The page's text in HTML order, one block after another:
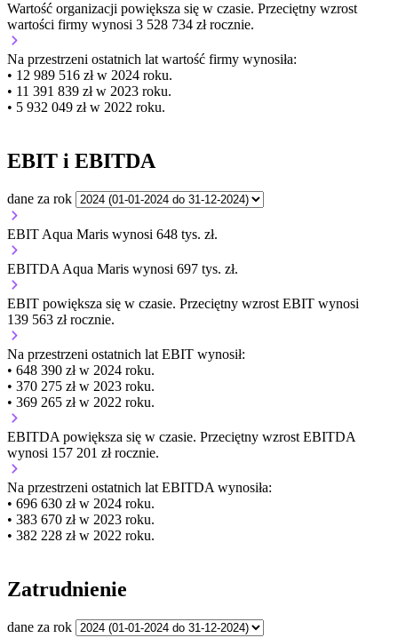
Wartość organizacji powiększa się w czasie. Przeciętny wzrost
wartości firmy wynosi 3 528 734 zł rocznie.
Na przestrzeni ostatnich lat wartość firmy wynosiła:
• 12 989 516 zł w 2024 roku.
• 11 391 839 zł w 2023 roku.
• 5 932 049 zł w 2022 roku.
EBIT i EBITDA
dane za rok
EBIT Aqua Maris wynosi 648 tys. zł.
EBITDA Aqua Maris wynosi 697 tys. zł.
EBIT powiększa się w czasie. Przeciętny wzrost EBIT wynosi
139 563 zł rocznie.
Na przestrzeni ostatnich lat EBIT wynosił:
• 648 390 zł w 2024 roku.
• 370 275 zł w 2023 roku.
• 369 265 zł w 2022 roku.
EBITDA powiększa się w czasie. Przeciętny wzrost EBITDA
wynosi 157 201 zł rocznie.
Na przestrzeni ostatnich lat EBITDA wynosiła:
• 696 630 zł w 2024 roku.
• 383 670 zł w 2023 roku.
• 382 228 zł w 2022 roku.
Zatrudnienie
dane za rok